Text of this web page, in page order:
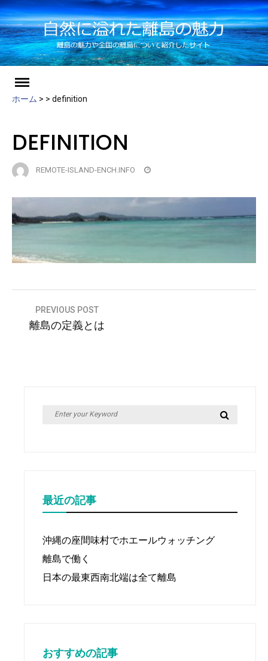
ホーム > > definition
DEFINITION
REMOTE-ISLAND-ENCH.INFO
PREVIOUS POST
離島の定義とは
Search
最近の記事
沖縄の座間味村でホエールウォッチング
離島で働く
日本の最東西南北端は全て離島
おすすめの記事